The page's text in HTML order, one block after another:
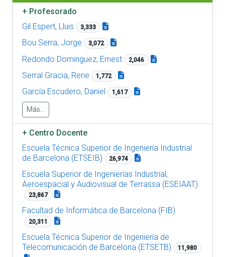
+ Profesorado
Gil Espert, Lluis
3,333
Bou Serra, Jorge 3,072
Redondo Dominguez, Ernest 2,046
Serral Gracia, Rene 1,772
García Escudero, Daniel 1,617
Más...
+ Centro Docente
Escuela Técnica Superior de Ingeniería Industrial
de Barcelona (ETSEIB)
26,974
Escuela Superior de Ingenierías Industrial,
Aeroespacial y Audiovisual de Terrassa (ESEIAAT)
23,867
Facultad de Informática de Barcelona (FIB)
20,311
Escuela Técnica Superior de Ingeniería de
Telecomunicación de Barcelona (ETSETB)
11,980